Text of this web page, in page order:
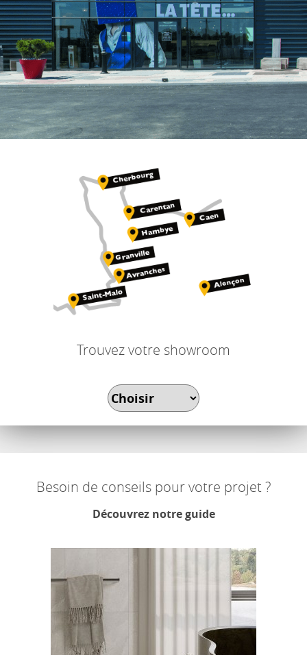
Trouvez votre showroom
Besoin de conseils pour votre projet ?
Découvrez notre guide